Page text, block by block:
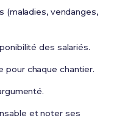
(maladies, vendanges,
des salariés.
pour chaque chantier.
et noter ses